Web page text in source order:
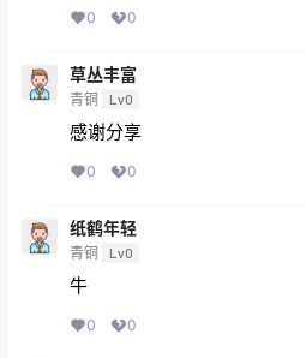
0 0
草丛丰富
青铜 Lv0
感谢分享
0 0
纸鹤年轻
青铜 Lv0
牛
0 0